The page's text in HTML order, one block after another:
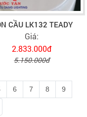
CẦU LK132 TEADY
Giá:
2.833.000đ
5.150.000đ
6 7 8 9